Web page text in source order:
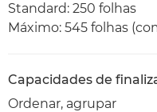
Standard: 250 folhas
Máximo: 545 folhas
Capacidades de
Ordenar, agrupar